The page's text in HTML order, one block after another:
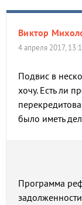
Виктор
4 апреля 2017,
Подвис в
хочу. Есть ли
было иметь
Программа